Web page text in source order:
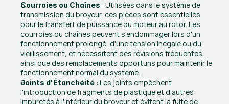
Courroies ou Chaînes : Utilisées dans le système de
transmission du broyeur, ces pièces sont essentielles
pour le transfert de puissance du moteur au rotor. Les
courroies ou chaînes peuvent s'endommager lors d'un
fonctionnement prolongé, d'une tension inégale ou du
vieillissement, et nécessitent des révisions fréquentes
ainsi que des remplacements opportuns pour maintenir le
fonctionnement normal du système.
Joints d'Étanchéité : Les joints empêchent
l'introduction de fragments de plastique et d'autres
impuretés à l'intérieur du broyeur et évitent la fuite de